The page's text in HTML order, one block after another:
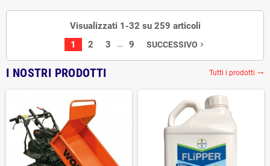
Visualizzati 1-32 su 259 articoli
1
2 3 … 9 SUCCESSIVO navigate_next
I NOSTRI PRODOTTI Tutti i prodotti trending_flat